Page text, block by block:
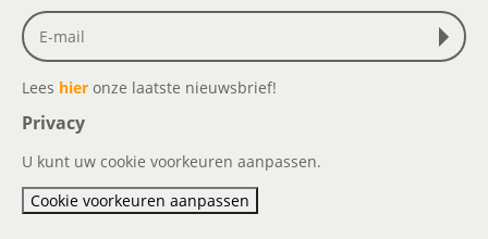
Lees hier onze laatste nieuwsbrief!
Privacy
U kunt uw cookie voorkeuren aanpassen.
Cookie voorkeuren aanpassen